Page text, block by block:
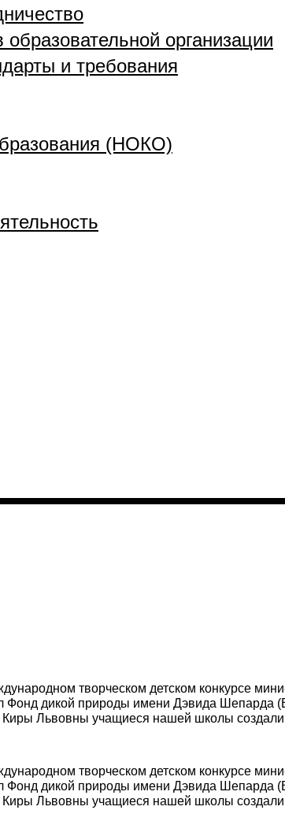
организации
и требования
(НОКО)
творческом детском конкурсе
Фонд дикой природы имени Дэвида Шепарда
Киры Львовны учащиеся нашей школы
творческом детском конкурсе
Фонд дикой природы имени Дэвида Шепарда
Киры Львовны учащиеся нашей школы